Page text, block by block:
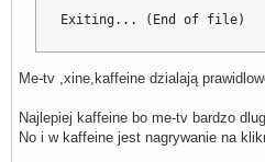
Exiting... (End of file)
Me-tv ,xine,kaffeine dzialają
Najlepiej kaffeine bo me-tv bardzo
No i w kaffeine jest nagrywanie na